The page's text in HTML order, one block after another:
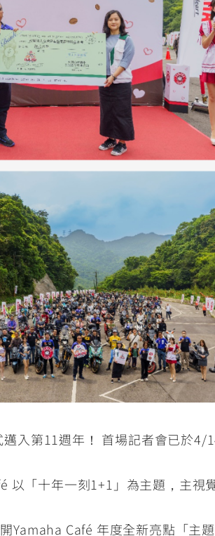
MT-03
251~549
FORCE 2.0
150
RS NEO
125
入第11週年！ 首場記者會已於4/
以「十年一刻1+1」為主題，主
Yamaha Café 年度全新亮點「主